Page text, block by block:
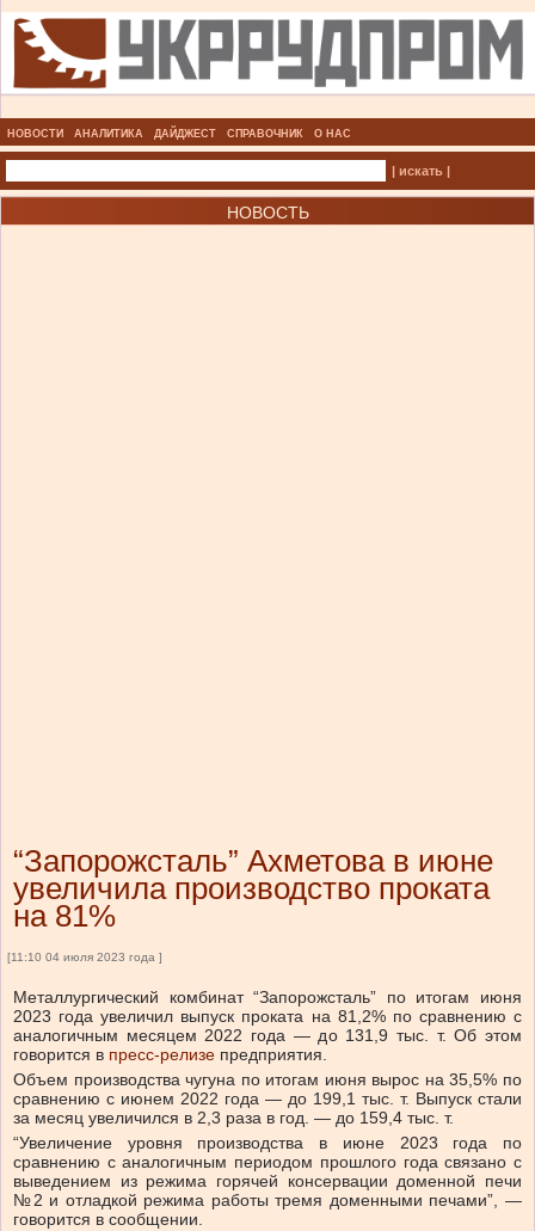
НОВОСТИ АНАЛИТИКА ДАЙДЖЕСТ СПРАВОЧНИК О НАС
| искать |
НОВОСТЬ
“Запорожсталь” Ахметова в июне
увеличила производство проката
на 81%
[11:10 04 июля 2023 года ]
Металлургический комбинат “Запорожсталь” по итогам июня
2023 года увеличил выпуск проката на 81,2% по сравнению с
аналогичным месяцем 2022 года — до 131,9 тыс. т. Об этом
говорится в пресс-релизе предприятия.
Объем производства чугуна по итогам июня вырос на 35,5% по
сравнению с июнем 2022 года — до 199,1 тыс. т. Выпуск стали
за месяц увеличился в 2,3 раза в год. — до 159,4 тыс. т.
“Увеличение уровня производства в июне 2023 года по
сравнению с аналогичным периодом прошлого года связано с
выведением из режима горячей консервации доменной печи
№2 и отладкой режима работы тремя доменными печами”, —
говорится в сообщении.